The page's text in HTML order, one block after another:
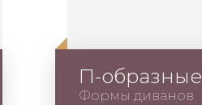
П-образные
Формы диванов